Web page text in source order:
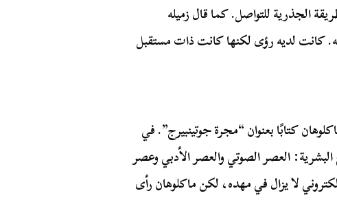
الجذرية للتواصل. كما قال زميله
لديه رؤى لكنها كانت ذات مستقبل
ماكلوهان كتابًا بعنوان “مجرة جوتينبيرج”. في
العصر الصوتي والعصر الأدبي وعصر
لا يزال في مهده، لكن ماكلوهان رأى